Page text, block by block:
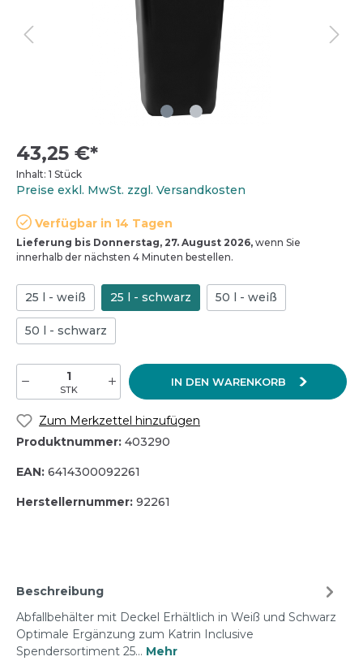
43,25 €*
Inhalt: 1 Stück
Preise exkl. MwSt. zzgl. Versandkosten
Verfügbar in 14 Tagen
Lieferung bis Donnerstag, 27. August 2026, wenn Sie
innerhalb der nächsten 4 Minuten bestellen.
25 l - weiß 25 l - schwarz 50 l - weiß
50 l - schwarz
STK
IN DEN WARENKORB
Zum Merkzettel hinzufügen
Produktnummer: 403290
EAN: 6414300092261
Herstellernummer: 92261
Beschreibung
Abfallbehälter mit Deckel Erhältlich in Weiß und Schwarz
Optimale Ergänzung zum Katrin Inclusive
Spendersortiment 25… Mehr